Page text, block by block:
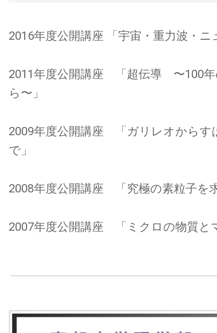
2016年度公開講座 「宇宙・重力波・
2011年度公開講座 「超伝導 〜100
ら〜」
2009年度公開講座 「ガリレオからす
で」
2008年度公開講座 「究極の素粒子を
2007年度公開講座 「ミクロの物質と